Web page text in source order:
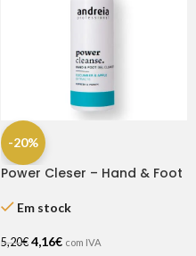
-20%
Power Cleser – Hand & Foot
Em stock
5,20€ 4,16€ com IVA